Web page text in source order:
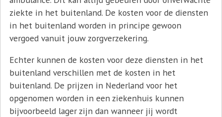
ziekte in het buitenland. De kosten voor de diensten
in het buitenland worden in principe gewoon
vergoed vanuit jouw zorgverzekering.
Echter kunnen de kosten voor deze diensten in het
buitenland verschillen met de kosten in het
buitenland. De prijzen in Nederland voor het
opgenomen worden in een ziekenhuis kunnen
bijvoorbeeld lager zijn dan wanneer jij wordt